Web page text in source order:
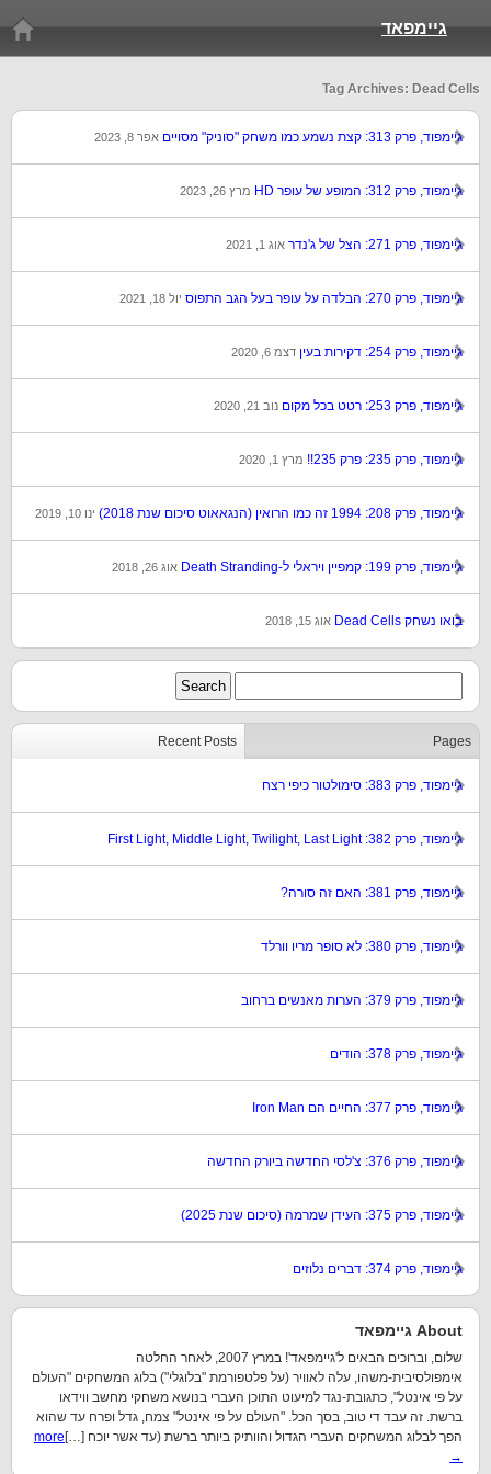
גיימפאד
Tag Archives: Dead Cells
גיימפוד, פרק 313: קצת נשמע כמו משחק "סוניק" מסויים אפר 8, 2023
גיימפוד, פרק 312: המופע של עופר HD מרץ 26, 2023
גיימפוד, פרק 271: הצל של ג'נדר אוג 1, 2021
גיימפוד, פרק 270: הבלדה על עופר בעל הגב התפוס יול 18, 2021
גיימפוד, פרק 254: דקירות בעין דצמ 6, 2020
גיימפוד, פרק 253: רטט בכל מקום נוב 21, 2020
גיימפוד, פרק 235: פרק 235!! מרץ 1, 2020
גיימפוד, פרק 208: 1994 זה כמו הרואין (הנגאאוט סיכום שנת 2018) ינו 10, 2019
גיימפוד, פרק 199: קמפיין ויראלי ל-Death Stranding אוג 26, 2018
בואו נשחק Dead Cells אוג 15, 2018
Recent Posts Pages
גיימפוד, פרק 383: סימולטור כיפי רצח
גיימפוד, פרק 382: First Light, Middle Light, Twilight, Last Light
גיימפוד, פרק 381: האם זה סורה?
גיימפוד, פרק 380: לא סופר מריו וורלד
גיימפוד, פרק 379: הערות מאנשים ברחוב
גיימפוד, פרק 378: הודים
גיימפוד, פרק 377: החיים הם Iron Man
גיימפוד, פרק 376: צ'לסי החדשה ביורק החדשה
גיימפוד, פרק 375: העידן שמרמה (סיכום שנת 2025)
גיימפוד, פרק 374: דברים נלוזים
About גיימפאד
שלום, וברוכים הבאים ל'גיימפאד'! במרץ 2007, לאחר החלטה
אימפולסיבית-משהו, עלה לאוויר (על פלטפורמת "בלוגלי") בלוג המשחקים "העולם
על פי אינטל", כתגובת-נגד למיעוט התוכן העברי בנושא משחקי מחשב ווידאו
ברשת. זה עבד די טוב, בסך הכל. "העולם על פי אינטל" צמח, גדל ופרח עד שהוא
הפך לבלוג המשחקים העברי הגדול והוותיק ביותר ברשת (עד אשר יוכח […] more
→